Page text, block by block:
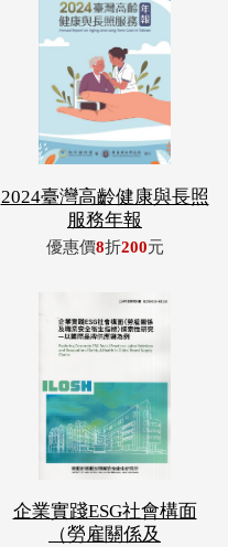
2024臺灣高齡健康與長照
服務年報
優惠價8折200元
企業實踐ESG社會構面
（勞雇關係及